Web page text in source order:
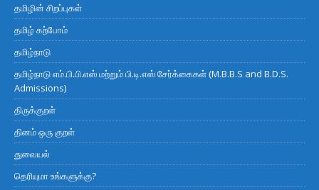
தமிழின் சிறப்புகள்
தமிழ் கற்போம்
தமிழ்நாடு
தமிழ்நாடு எம்.பி.பி.எஸ் மற்றும் பி.டி.எஸ் சேர்க்கைகள் (M.B.B.S and B.D.S.
Admissions)
திருக்குறள்
தினம் ஒரு குறள்
துவையல்
தெரியுமா உங்களுக்கு?